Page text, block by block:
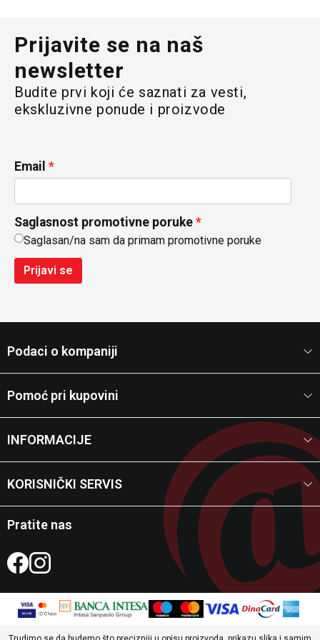
Prijavite se na naš
newsletter
Budite prvi koji će saznati za vesti,
ekskluzivne ponude i proizvode
Email
Saglasnost promotivne poruke
Saglasan/na sam da primam promotivne poruke
Prijavi se
Podaci o kompaniji
Pomoć pri kupovini
INFORMACIJE
KORISNIČKI SERVIS
Pratite nas